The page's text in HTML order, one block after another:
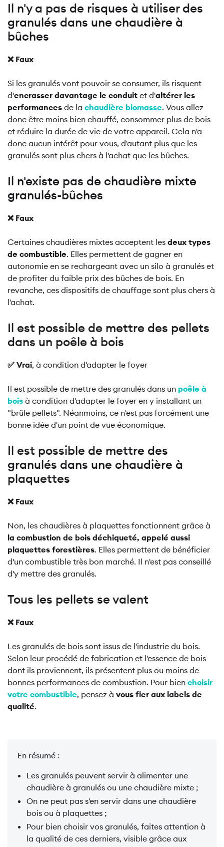
Il n'y a pas de risques à utiliser des
granulés dans une chaudière à
bûches
❌ Faux
Si les granulés vont pouvoir se consumer, ils risquent
d'encrasser davantage le conduit et d'altérer les
performances de la chaudière biomasse. Vous allez
donc être moins bien chauffé, consommer plus de bois
et réduire la durée de vie de votre appareil. Cela n'a
donc aucun intérêt pour vous, d'autant plus que les
granulés sont plus chers à l'achat que les bûches.
Il n'existe pas de chaudière mixte
granulés-bûches
❌ Faux
Certaines chaudières mixtes acceptent les deux types
de combustible. Elles permettent de gagner en
autonomie en se rechargeant avec un silo à granulés et
de profiter du faible prix des bûches de bois. En
revanche, ces dispositifs de chauffage sont plus chers à
l'achat.
Il est possible de mettre des pellets
dans un poêle à bois
✅ Vrai, à condition d'adapter le foyer
Il est possible de mettre des granulés dans un poêle à
bois à condition d'adapter le foyer en y installant un
"brûle pellets". Néanmoins, ce n'est pas forcément une
bonne idée d'un point de vue économique.
Il est possible de mettre des
granulés dans une chaudière à
plaquettes
❌ Faux
Non, les chaudières à plaquettes fonctionnent grâce à
la combustion de bois déchiqueté, appelé aussi
plaquettes forestières. Elles permettent de bénéficier
d'un combustible très bon marché. Il n'est pas conseillé
d'y mettre des granulés.
Tous les pellets se valent
❌ Faux
Les granulés de bois sont issus de l'industrie du bois.
Selon leur procédé de fabrication et l'essence de bois
dont ils proviennent, ils présentent plus ou moins de
bonnes performances de combustion. Pour bien choisir
votre combustible, pensez à vous fier aux labels de
qualité.
En résumé :
Les granulés peuvent servir à alimenter une
chaudière à granulés ou une chaudière mixte ;
On ne peut pas s'en servir dans une chaudière
bois ou à plaquettes ;
Pour bien choisir vos granulés, faites attention à
la qualité de ces derniers, visible grâce aux